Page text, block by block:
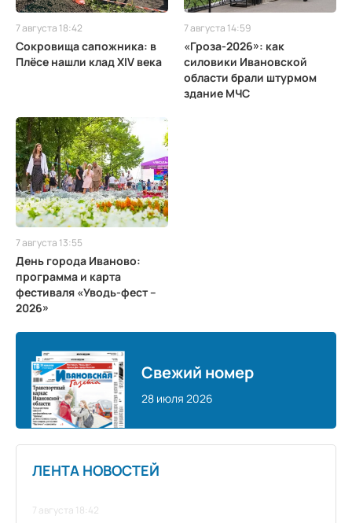
7 августа 18:42
Сокровища сапожника: в
Плёсе нашли клад XIV века
7 августа 14:59
«Гроза-2026»: как
силовики Ивановской
области брали штурмом
здание МЧС
7 августа 13:55
День города Иваново:
программа и карта
фестиваля «Уводь-фест –
2026»
Свежий номер
28 июля 2026
ЛЕНТА НОВОСТЕЙ
7 августа 18:42